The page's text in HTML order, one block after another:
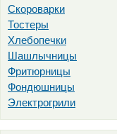
Скороварки
Тостеры
Хлебопечки
Шашлычницы
Фритюрницы
Фондюшницы
Электрогрили